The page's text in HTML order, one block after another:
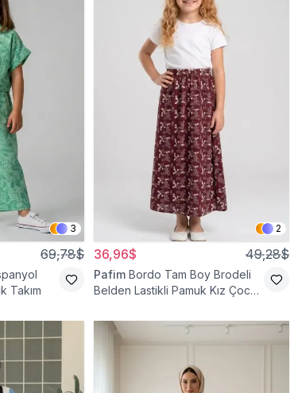
3
69,78$
Takım
2
36,96$ 49,28$
Pafim Bordo Tam Boy Brodeli
Belden Lastikli Pamuk Kız Çocuk